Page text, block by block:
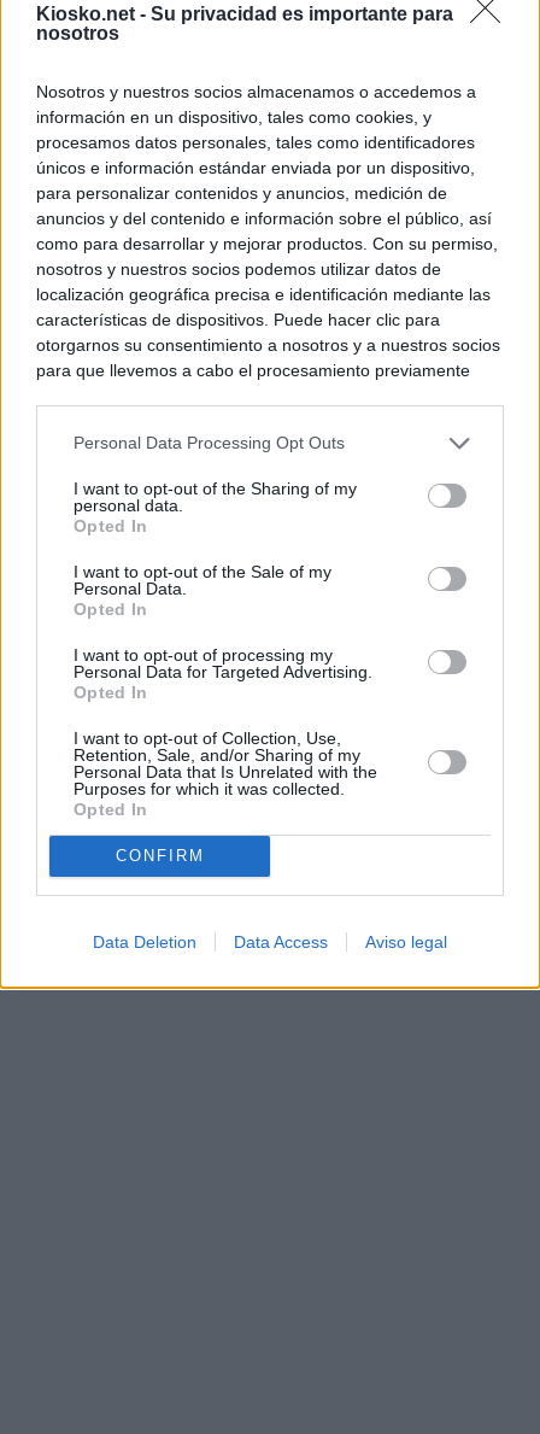
Kiosko.net - Su privacidad es importante para
nosotros
Nosotros y nuestros socios almacenamos o accedemos a
información en un dispositivo, tales como cookies, y
procesamos datos personales, tales como identificadores
únicos e información estándar enviada por un dispositivo,
para personalizar contenidos y anuncios, medición de
anuncios y del contenido e información sobre el público, así
como para desarrollar y mejorar productos. Con su permiso,
nosotros y nuestros socios podemos utilizar datos de
localización geográfica precisa e identificación mediante las
características de dispositivos. Puede hacer clic para
otorgarnos su consentimiento a nosotros y a nuestros socios
para que llevemos a cabo el procesamiento previamente
negar su consentimiento. Tenga en cuenta que algún
de su consentimiento, pero usted tiene el derecho de
rechazar tal procesamiento. Sus preferencias se aplicarán
cualquier momento entrando de nuevo en este sitio web o
visitando nuestra política de privacidad.
Personal Data Processing Opt Outs
I want to opt-out of the Sharing of my
personal data.
Opted In
I want to opt-out of the Sale of my
Personal Data.
Opted In
I want to opt-out of processing my
Personal Data for Targeted Advertising.
Opted In
I want to opt-out of Collection, Use,
Retention, Sale, and/or Sharing of my
Personal Data that Is Unrelated with the
Purposes for which it was collected.
Opted In
CONFIRM
Data Deletion Data Access Aviso legal